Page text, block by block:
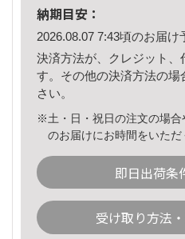
納期目安：
2026.08.07 7:43頃のお届け
決済方法が、クレジット、
す。その他の決済方法の場
さい。
※土・日・祝日の注文の場合
のお届けにお時間をいただ
即日出荷条
受け取り方法